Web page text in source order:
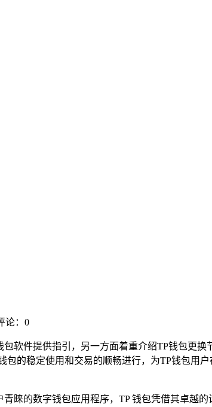
论：0
软件提供指引，另一方面着重介绍TP钱包更
的稳定使用和交易的顺畅进行，为TP钱包用
睐的数字钱包应用程序，TP 钱包凭借其卓越